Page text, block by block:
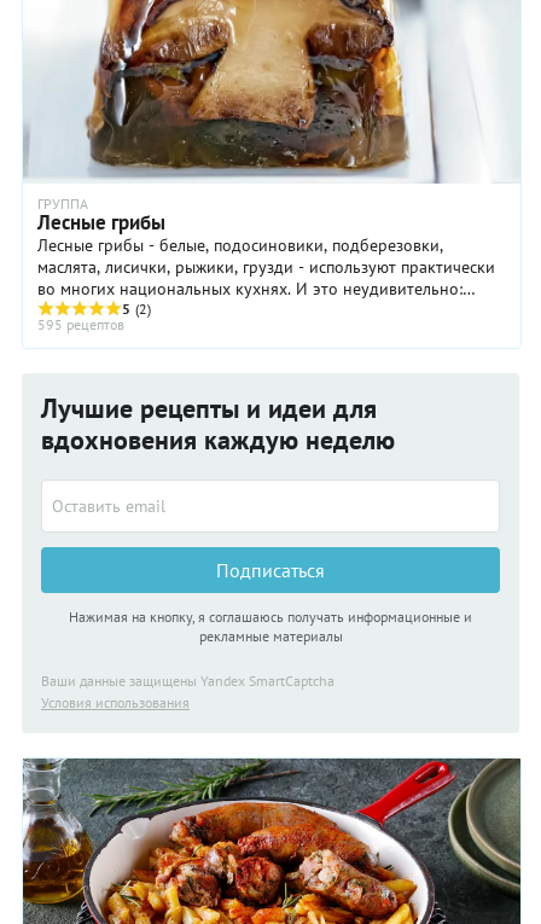
ГРУППА
Лесные грибы
Лесные грибы - белые, подосиновики, подберезовки,
маслята, лисички, рыжики, грузди - используют практически
во многих национальных кухнях. И это неудивительно:
лесные грибы вкусные, ароматные и сытные ...
5 (2)
595 рецептов
Лучшие рецепты и идеи для
вдохновения каждую неделю
Подписаться
Нажимая на кнопку, я соглашаюсь получать информационные и
рекламные материалы
Ваши данные защищены Yandex SmartCaptcha
Условия использования